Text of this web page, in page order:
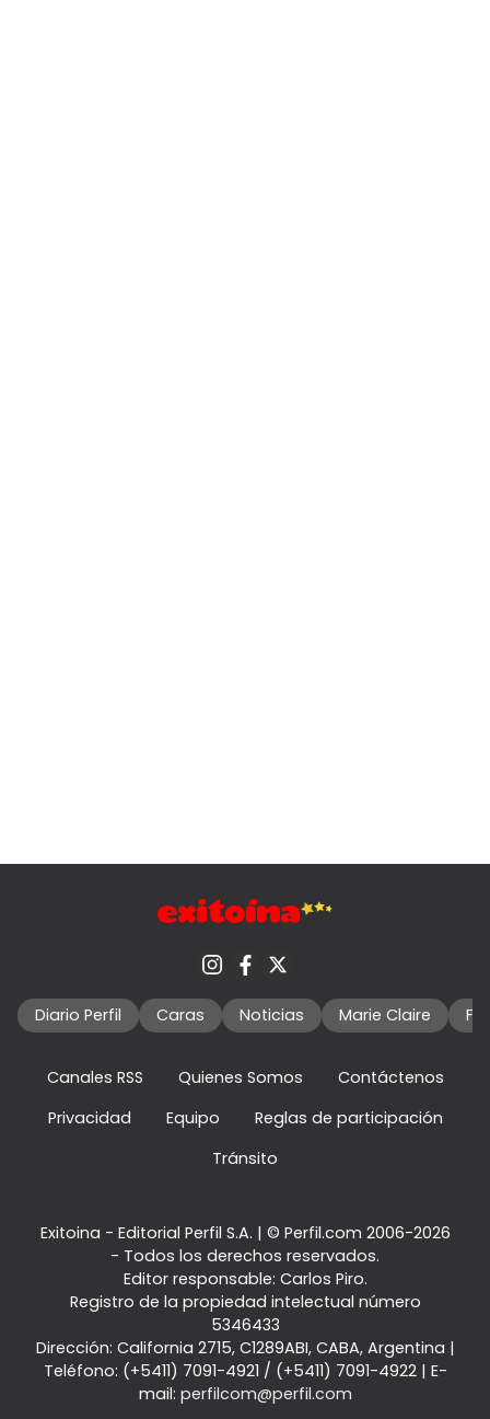
Diario Perfil Caras Noticias Marie Claire
Canales RSS Quienes Somos
Contáctenos
Privacidad
Equipo
Reglas de participación
Tránsito
Exitoina - Editorial Perfil S.A. | © Perfil.com 2006-2026
- Todos los derechos reservados.
Editor responsable: Carlos Piro.
Registro de la propiedad intelectual número
5346433
Dirección: California 2715, C1289ABI, CABA, Argentina |
Teléfono: (+5411) 7091-4921 / (+5411) 7091-4922| E-
mail: perfilcom@perfil.com